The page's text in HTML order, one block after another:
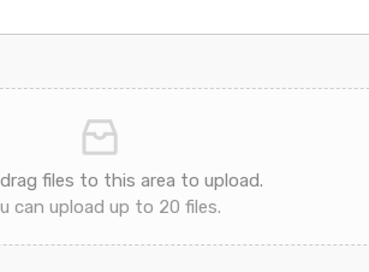
files to this area to upload.
can upload up to 20 files.